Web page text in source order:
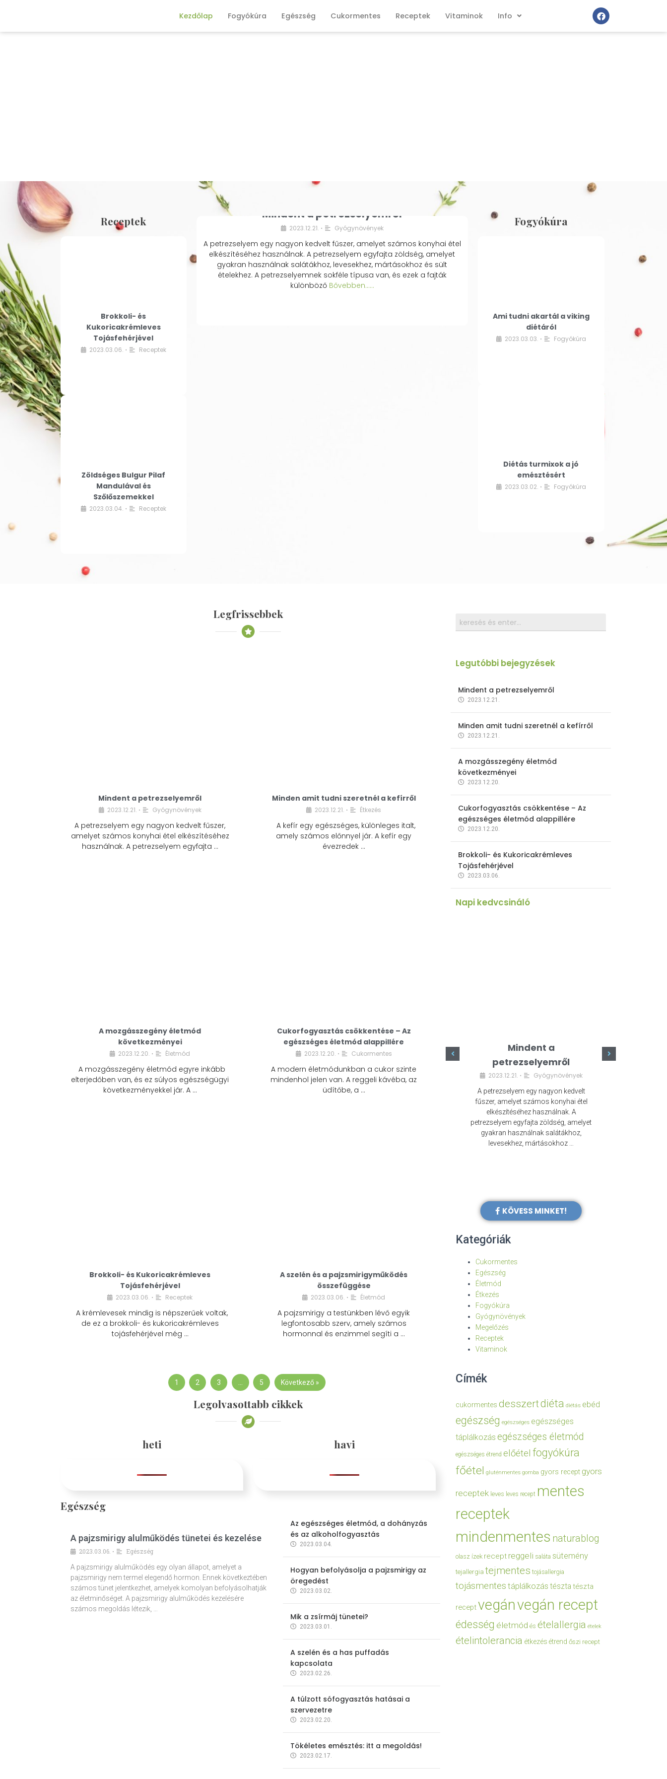
Kezdőlap Fogyókúra Egészség Cukormentes Receptek Vitaminok Info
Receptek
Brokkoli- és
Kukoricakrémleves
Tojásfehérjével
2023.03.06. • Receptek
Zöldséges Bulgur Pilaf
Mandulával és
Szőlőszemekkel
2023.03.04. • Receptek
Mindent a petrezselyemről
2023.12.21. • Gyógynövények
A petrezselyem egy nagyon kedvelt fűszer, amelyet számos konyhai étel
elkészítéséhez használnak. A petrezselyem egyfajta zöldség, amelyet
gyakran használnak salátákhoz, levesekhez, mártásokhoz és sült
ételekhez. A petrezselyemnek sokféle típusa van, és ezek a fajták
különbözőBővebben...…
Fogyókúra
Ami tudni akartál a viking
diétáról
2023.03.03. • Fogyókúra
Diétás turmixok a jó
emésztésért
2023.03.02. • Fogyókúra
Legfrissebbek
Mindent a petrezselyemről
2023.12.21. • Gyógynövények
A petrezselyem egy nagyon kedvelt fűszer,
amelyet számos konyhai étel elkészítéséhez
használnak. A petrezselyem egyfajta …
Minden amit tudni szeretnél a kefírről
2023.12.21. • Étkezés
A kefír egy egészséges, különleges italt,
amely számos előnnyel jár. A kefír egy
évezredek …
A mozgásszegény életmód
következményei
2023.12.20. • Életmód
A mozgásszegény életmód egyre inkább
elterjedőben van, és ez súlyos egészségügyi
következményekkel jár. A …
Cukorfogyasztás csökkentése – Az
egészséges életmód alappillére
2023.12.20. • Cukormentes
A modern életmódunkban a cukor szinte
mindenhol jelen van. A reggeli kávéba, az
üdítőbe, a …
Brokkoli- és Kukoricakrémleves
Tojásfehérjével
2023.03.06. • Receptek
A krémlevesek mindig is népszerűek voltak,
de ez a brokkoli- és kukoricakrémleves
tojásfehérjével még …
A szelén és a pajzsmirigyműködés
összefüggése
2023.03.06. • Életmód
A pajzsmirigy a testünkben lévő egyik
legfontosabb szerv, amely számos
hormonnal és enzimmel segíti a …
1 2 3 5 Következő »
Legolvasottabb cikkek
heti havi
Egészség
A pajzsmirigy alulműködés tünetei és kezelése
2023.03.06. •
Egészség
A pajzsmirigy alulműködés egy olyan állapot, amelyet a
pajzsmirigy nem termel elegendő hormon. Ennek következtében
számos tünet jelentkezhet, amelyek komolyan befolyásolhatják
az életminőséget. A pajzsmirigy alulműködés kezelésére
számos megoldás létezik, …
Az egészséges életmód, a dohányzás
és az alkoholfogyasztás
2023.03.04.
Hogyan befolyásolja a pajzsmirigy az
öregedést
2023.03.02.
Mik a zsírmáj tünetei?
2023.03.01.
A szelén és a has puffadás
kapcsolata
2023.02.26.
A túlzott sófogyasztás hatásai a
szervezetre
2023.02.20.
Tökéletes emésztés: itt a megoldás!
2023.02.17.
Legutóbbi bejegyzések
Mindent a petrezselyemről
2023.12.21.
Minden amit tudni szeretnél a kefírről
2023.12.21.
A mozgásszegény életmód
következményei
2023.12.20.
Cukorfogyasztás csökkentése – Az
egészséges életmód alappillére
2023.12.20.
Brokkoli- és Kukoricakrémleves
Tojásfehérjével
2023.03.06.
Napi kedvcsináló
Cukorfogyasztás
egészséges életmód
alappillére
Mindent a
petrezselyemről
2023.12.21. • Gyógynövények
A petrezselyem egy nagyon kedvelt
fűszer, amelyet számos konyhai étel
elkészítéséhez használnak. A
petrezselyem egyfajta zöldség, amelyet
gyakran használnak salátákhoz,
levesekhez, mártásokhoz …
KÖVESS MINKET!
Kategóriák
Cukormentes
Egészség
Életmód
Étkezés
Fogyókúra
Gyógynövények
Megelőzés
Receptek
Vitaminok
Címék
cukormentes desszertdiéta diétás ebéd
egészség egészséges egészséges
táplálkozás egészséges életmód
egészséges étrend előétel fogyókúra
főétel gluténmentes gomba gyors recept gyors
receptek leves leves recept mentes
receptek
mindenmentes naturablog
olasz ízek recept reggeli saláta sütemény
tejallergia tejmentes tojásallergia
tojásmentes táplálkozás tészta tészta
receptvegánvegán recept
édesség életmód és ételallergia ételek
ételintolerancia étkezés étrend őszi recept